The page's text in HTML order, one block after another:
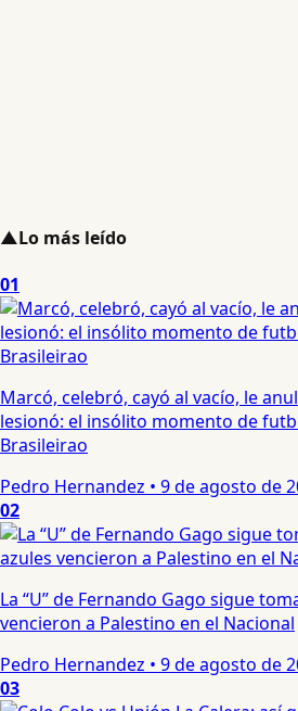
▲Lo más leído
01
Marcó, celebró, cayó al vacío, le
lesionó: el insólito momento de
Brasileirao
Pedro Hernandez • 9 de agosto de
02
La “U” de Fernando Gago sigue
vencieron a Palestino en el Nacional
Pedro Hernandez • 9 de agosto de
03